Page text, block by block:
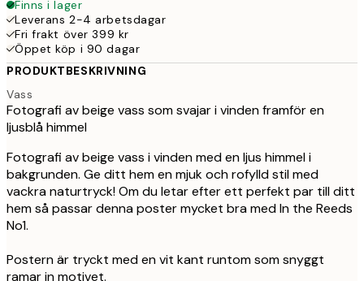
Finns i lager
Leverans 2-4 arbetsdagar
Fri frakt över 399 kr
Öppet köp i 90 dagar
PRODUKTBESKRIVNING
Vass
Fotografi av beige vass som svajar i vinden framför en
ljusblå himmel
Fotografi av beige vass i vinden med en ljus himmel i
bakgrunden. Ge ditt hem en mjuk och rofylld stil med
vackra naturtryck! Om du letar efter ett perfekt par till ditt
hem så passar denna poster mycket bra med In the Reeds
No1.
Postern är tryckt med en vit kant runtom som snyggt
ramar in motivet.